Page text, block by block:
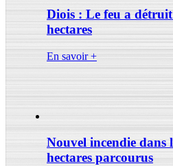
Diois : Le feu a
hectares
En savoir +
Nouvel incendie dans
hectares parcourus